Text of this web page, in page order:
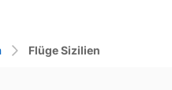
Flüge Sizilien